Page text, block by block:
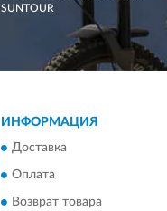
SUNTOUR
ИНФОРМАЦИЯ
Доставка
Оплата
Возврат товара